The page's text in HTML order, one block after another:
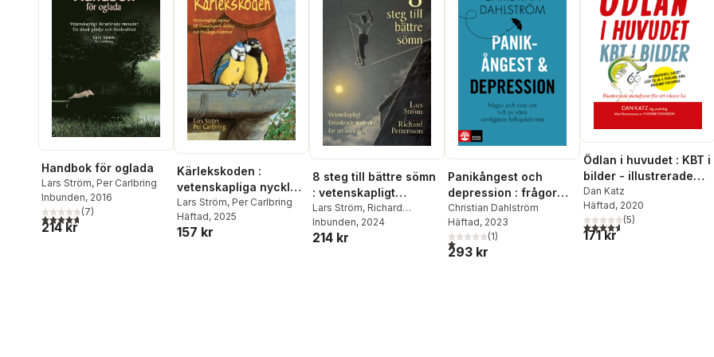
Handbok för oglada
Lars Ström, Per Carlbring
Inbunden, 2016
4,7utav 5 stjärnor. Totalt antal röster:
(7)
214 kr
Kärlekskoden :
vetenskapliga nycklar
till framgångsrik
dejting och livslånga
relationer
Lars Ström, Per Carlbring
Häftad, 2025
157 kr
8 steg till bättre sömn
: vetenskapligt
förankrade metoder
för att sova gott
Lars Ström, Richard
Pettersson
Inbunden, 2024
214 kr
Panikångest och
depression : frågor
och svar om två av
våra vanligaste
folksjukdomar
Christian Dahlström
Häftad, 2023
1,0utav 5 stjärnor. Totalt antal röster:
(1)
293 kr
Ödlan i huvudet : KBT i
bilder - illustrerade
metaforer för ett
rikare liv
Dan Katz
Häftad, 2020
4,6utav 5 stjärnor. Totalt
(5)
171 kr